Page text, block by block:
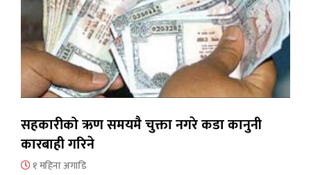
सहकारीको ऋण समयमै चुक्ता नगरे कडा कानुनी
कारबाही गरिने
१ महिना अगाडि